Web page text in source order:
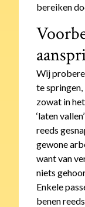
bereiken
Wij
te springen,
zowat in het
‘laten
reeds
gewone
want van
niets
Enkele
benen